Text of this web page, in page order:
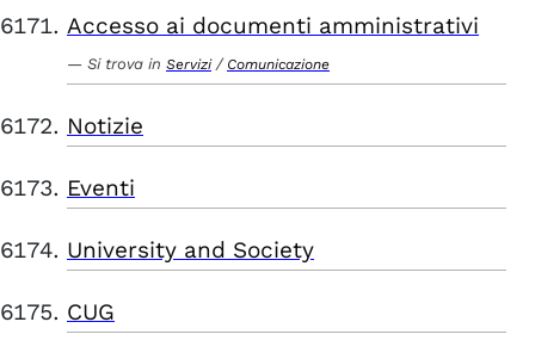
Accesso ai documenti amministrativi
Si trova in Servizi / Comunicazione
Notizie
Eventi
University and Society
CUG